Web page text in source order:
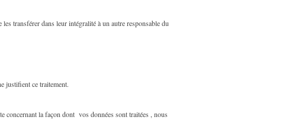
transférer dans leur intégralité à un autre responsable du
justifient ce traitement.
concernant la façon dont vos données sont traitées , nous